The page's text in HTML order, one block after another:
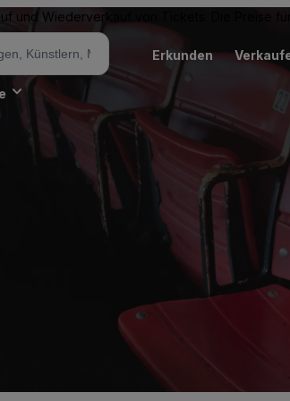
und Wiederverkauf von Tickets. Die Preise
Erkunden